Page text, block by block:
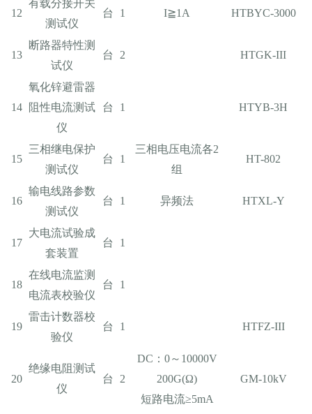
12
有载分接开关
测试仪
台 1 I≧1A HTBYC-3000
13
断路器特性测
试仪
台 2 HTGK-III
14
氧化锌避雷器
阻性电流测试
仪
台 1 HTYB-3H
15
三相继电保护
测试仪
台 1
三相电压电流各2
组
HT-802
16
输电线路参数
测试仪
台 1 异频法 HTXL-Y
17
大电流试验成
套装置
台 1
18
在线电流监测
电流表校验仪
台 1
19
雷击计数器校
验仪
台 1 HTFZ-III
20
绝缘电阻测试
仪
台 2
DC：0～10000V
200G(Ω)
短路电流≥5mA
GM-10kV